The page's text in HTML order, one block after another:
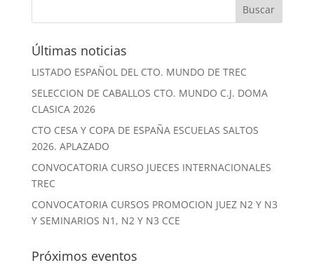
Últimas noticias
LISTADO ESPAÑOL DEL CTO. MUNDO DE TREC
SELECCION DE CABALLOS CTO. MUNDO C.J. DOMA
CLASICA 2026
CTO CESA Y COPA DE ESPAÑA ESCUELAS SALTOS
2026. APLAZADO
CONVOCATORIA CURSO JUECES INTERNACIONALES
TREC
CONVOCATORIA CURSOS PROMOCION JUEZ N2 Y N3
Y SEMINARIOS N1, N2 Y N3 CCE
Próximos eventos